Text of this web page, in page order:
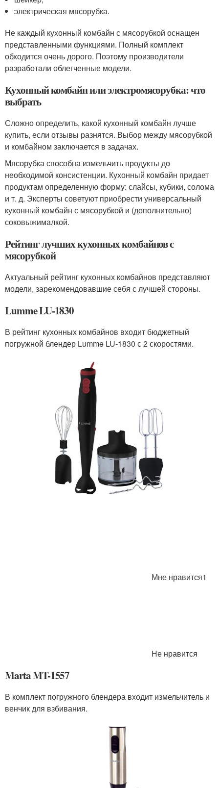
электрическая мясорубка.
Не каждый кухонный комбайн с мясорубкой оснащен
представленными функциями. Полный комплект
обходится очень дорого. Поэтому производители
разработали облегченные модели.
Кухонный комбайн или электромясорубка: что
выбрать
Сложно определить, какой кухонный комбайн лучше
купить, если отзывы разнятся. Выбор между мясорубкой
и комбайном заключается в задачах.
Мясорубка способна измельчить продукты до
необходимой консистенции. Кухонный комбайн придает
продуктам определенную форму: слайсы, кубики, солома
и т. д. Эксперты советуют приобрести универсальный
кухонный комбайн с мясорубкой и (дополнительно)
соковыжималкой.
Рейтинг лучших кухонных комбайнов с
мясорубкой
Актуальный рейтинг кухонных комбайнов представляют
модели, зарекомендовавшие себя с лучшей стороны.
Lumme LU-1830
В рейтинг кухонных комбайнов входит бюджетный
погружной блендер Lumme LU-1830 с 2 скоростями.
Мне нравится1
Не нравится
Marta MT-1557
В комплект погружного блендера входит измельчитель и
венчик для взбивания.